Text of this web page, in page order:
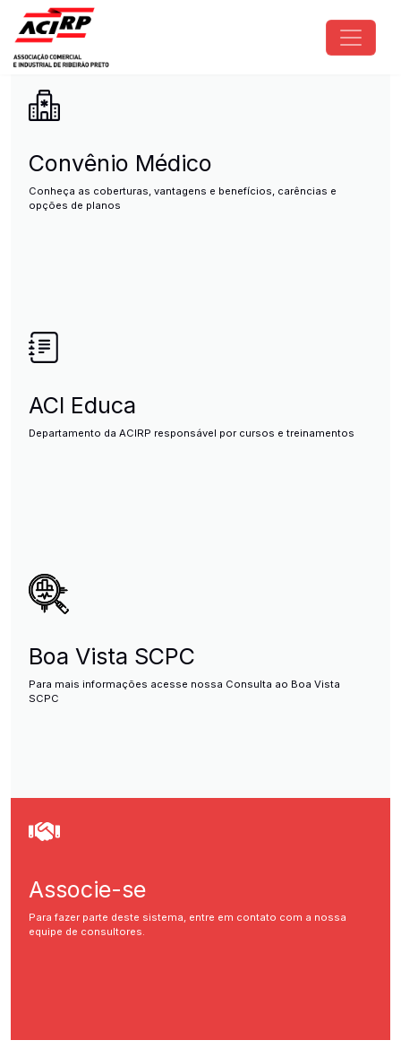
Pular para o conteúdo principal
ACIRP - Associação Comercial
Convênio Médico
Conheça as coberturas, vantagens e benefícios, carências e
opções de planos
ACI Educa
Departamento da ACIRP responsável por cursos e treinamentos
Boa Vista SCPC
Para mais informações acesse nossa Consulta ao Boa Vista
SCPC
Associe-se
Para fazer parte deste sistema, entre em contato com a nossa
equipe de consultores.